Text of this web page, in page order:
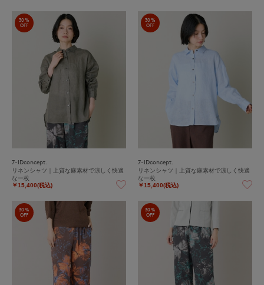
30%
OFF
7-IDconcept.
リネンシャツ｜上質な麻素材で涼しく快適
な一枚
￥15,400(税込)
30%
OFF
7-IDconcept.
リネンシャツ｜上質な麻素材で涼しく快適
な一枚
￥15,400(税込)
30%
OFF
30%
OFF